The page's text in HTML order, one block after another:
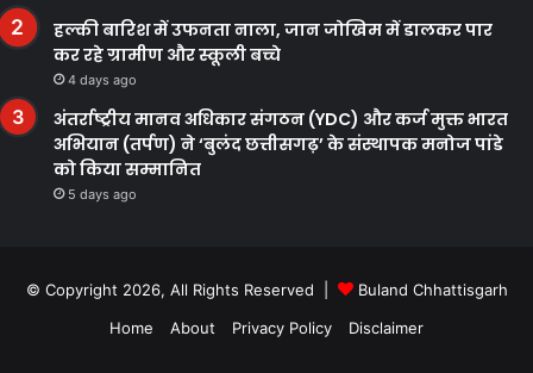
हल्की बारिश में उफनता नाला, जान जोखिम में डालकर पार
कर रहे ग्रामीण और स्कूली बच्चे
4 days ago
अंतर्राष्ट्रीय मानव अधिकार संगठन (YDC) और कर्ज मुक्त भारत
अभियान (तर्पण) ने ‘बुलंद छत्तीसगढ़’ के संस्थापक मनोज पांडे
को किया सम्मानित
5 days ago
© Copyright 2026, All Rights Reserved |
Buland Chhattisgarh
Home
About Privacy Policy Disclaimer